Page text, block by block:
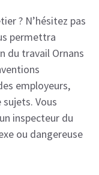
? N’hésitez pas
permettra
du travail Ornans
employeurs,
Vous
inspecteur du
ou dangereuse